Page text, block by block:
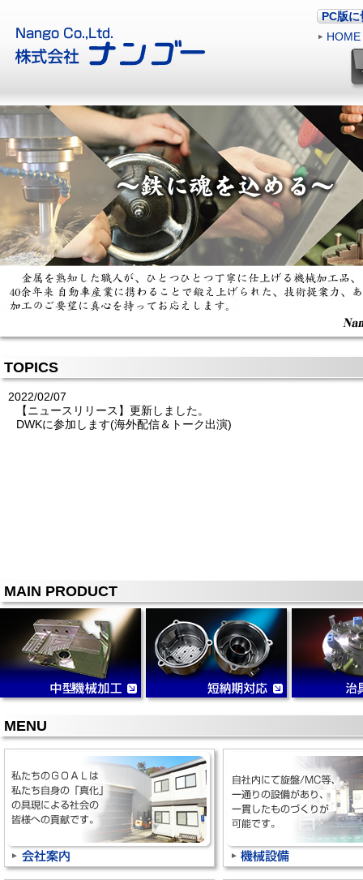
PC版に
HOME
TOPICS
2022/02/07
【ニュースリリース】更新しました。
DWKに参加します(海外配信＆トーク出演)
MAIN PRODUCT
MENU